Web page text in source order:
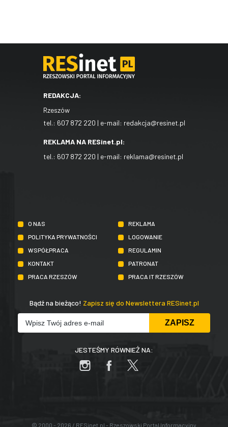
REDAKCJA:
Rzeszów
tel.: 607 872 220 | e-mail: redakcja@resinet.pl
REKLAMA NA RESinet.pl:
tel.: 607 872 220 | e-mail: reklama@resinet.pl
O NAS
REKLAMA
POLITYKA PRYWATNOŚCI
LOGOWANIE
WSPÓŁPRACA
REGULAMIN
KONTAKT
PATRONAT
PRACA RZESZÓW
PRACA IT RZESZÓW
Bądź na bieżąco! Zapisz się do Newslettera RESinet.pl
JESTEŚMY RÓWNIEŻ NA:
© 2000 - 2026 / RESinet.pl - Rzeszowski Portal Informacyjny